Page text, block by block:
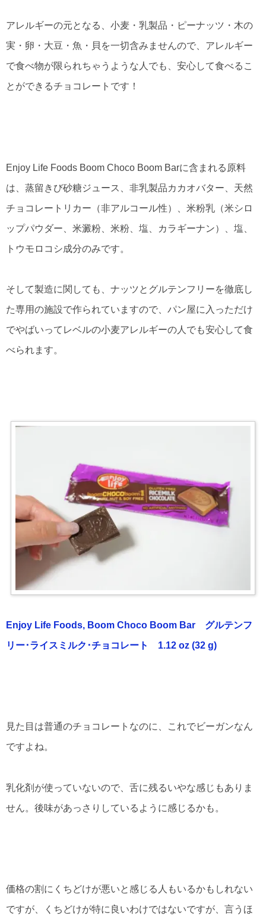
アレルギーの元となる、小麦・乳製品・ピーナッツ・木の
実・卵・大豆・魚・貝を一切含みませんので、アレルギー
で食べ物が限られちゃうような人でも、安心して食べるこ
とができるチョコレートです！
Enjoy Life Foods Boom Choco Boom Barに含まれる原料
は、蒸留きび砂糖ジュース、非乳製品カカオバター、天然
チョコレートリカー（非アルコール性）、米粉乳（米シロ
ップパウダー、米澱粉、米粉、塩、カラギーナン）、塩、
トウモロコシ成分のみです。
そして製造に関しても、ナッツとグルテンフリーを徹底し
た専用の施設で作られていますので、パン屋に入っただけ
でやばいってレベルの小麦アレルギーの人でも安心して食
べられます。
Enjoy Life Foods, Boom Choco Boom Bar グルテンフ
リー･ライスミルク･チョコレート 1.12 oz (32 g)
見た目は普通のチョコレートなのに、これでビーガンなん
ですよね。
乳化剤が使っていないので、舌に残るいやな感じもありま
せん。後味があっさりしているように感じるかも。
価格の割にくちどけが悪いと感じる人もいるかもしれない
ですが、くちどけが特に良いわけではないですが、言うほ